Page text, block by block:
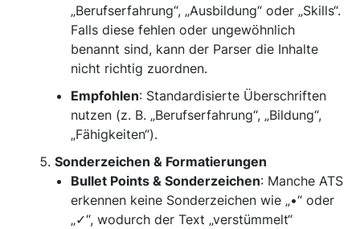
„Berufserfahrung“, „Ausbildung“ oder „Skills“.
Falls diese fehlen oder ungewöhnlich
benannt sind, kann der Parser die Inhalte
nicht richtig zuordnen.
Empfohlen: Standardisierte Überschriften
nutzen (z. B. „Berufserfahrung“, „Bildung“,
„Fähigkeiten“).
Sonderzeichen & Formatierungen
Bullet Points & Sonderzeichen: Manche ATS
erkennen keine Sonderzeichen wie „•“ oder
„✓“, wodurch der Text „verstümmelt“